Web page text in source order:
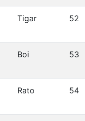
Tigar 52
Boi 53
Rato 54